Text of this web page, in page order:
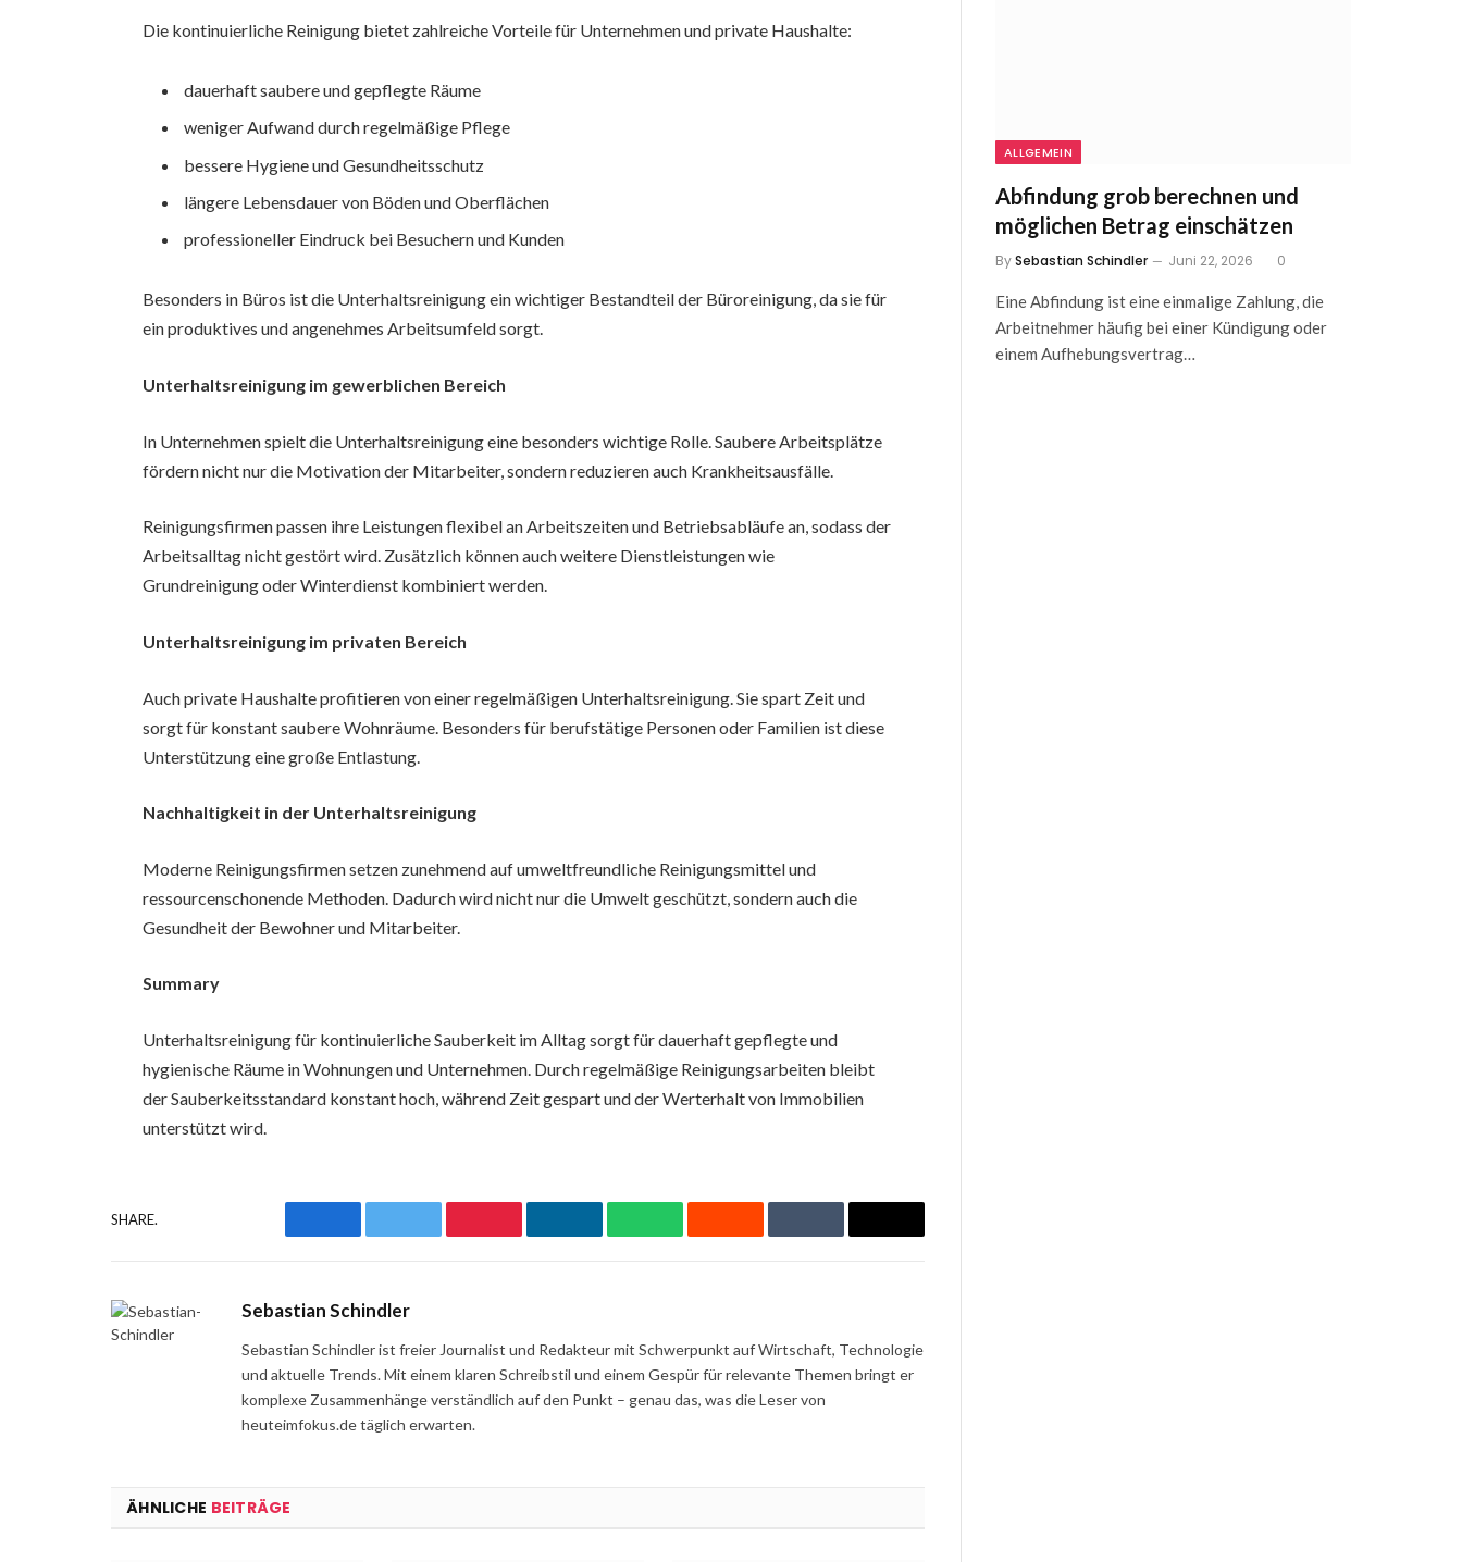
Die kontinuierliche Reinigung bietet zahlreiche Vorteile für Unternehmen und private Haushalte:
dauerhaft saubere und gepflegte Räume
weniger Aufwand durch regelmäßige Pflege
bessere Hygiene und Gesundheitsschutz
längere Lebensdauer von Böden und Oberflächen
professioneller Eindruck bei Besuchern und Kunden
Besonders in Büros ist die Unterhaltsreinigung ein wichtiger Bestandteil der Büroreinigung, da sie für
ein produktives und angenehmes Arbeitsumfeld sorgt.
Unterhaltsreinigung im gewerblichen Bereich
In Unternehmen spielt die Unterhaltsreinigung eine besonders wichtige Rolle. Saubere Arbeitsplätze
fördern nicht nur die Motivation der Mitarbeiter, sondern reduzieren auch Krankheitsausfälle.
Reinigungsfirmen passen ihre Leistungen flexibel an Arbeitszeiten und Betriebsabläufe an, sodass der
Arbeitsalltag nicht gestört wird. Zusätzlich können auch weitere Dienstleistungen wie
Grundreinigung oder Winterdienst kombiniert werden.
Unterhaltsreinigung im privaten Bereich
Auch private Haushalte profitieren von einer regelmäßigen Unterhaltsreinigung. Sie spart Zeit und
sorgt für konstant saubere Wohnräume. Besonders für berufstätige Personen oder Familien ist diese
Unterstützung eine große Entlastung.
Nachhaltigkeit in der Unterhaltsreinigung
Moderne Reinigungsfirmen setzen zunehmend auf umweltfreundliche Reinigungsmittel und
ressourcenschonende Methoden. Dadurch wird nicht nur die Umwelt geschützt, sondern auch die
Gesundheit der Bewohner und Mitarbeiter.
Summary
Unterhaltsreinigung für kontinuierliche Sauberkeit im Alltag sorgt für dauerhaft gepflegte und
hygienische Räume in Wohnungen und Unternehmen. Durch regelmäßige Reinigungsarbeiten bleibt
der Sauberkeitsstandard konstant hoch, während Zeit gespart und der Werterhalt von Immobilien
unterstützt wird.
SHARE.
FacebookTwitter PinterestLinkedIn WhatsAppReddit Tumblr Email
Sebastian Schindler
Sebastian Schindler ist freier Journalist und Redakteur mit Schwerpunkt auf Wirtschaft, Technologie
und aktuelle Trends. Mit einem klaren Schreibstil und einem Gespür für relevante Themen bringt er
komplexe Zusammenhänge verständlich auf den Punkt – genau das, was die Leser von
heuteimfokus.de täglich erwarten.
ÄHNLICHE BEITRÄGE
ALLGEMEIN
Abfindung grob berechnen und
möglichen Betrag einschätzen
BySebastian Schindler Juni 22, 2026 0
Eine Abfindung ist eine einmalige Zahlung, die
Arbeitnehmer häufig bei einer Kündigung oder
einem Aufhebungsvertrag…